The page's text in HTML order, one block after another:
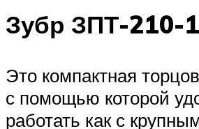
Зубр ЗПТ-210-
Это компактная
с помощью которой
работать как с